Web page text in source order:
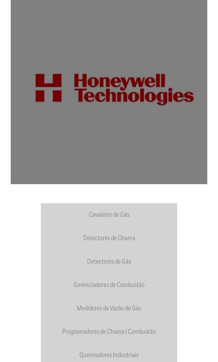
Cavaletes de Gás
Detectores de Chama
Detectores de Gás
Gerenciadores de Combustão
Medidores de Vazão de Gás
Programadores de Chama | Combustão
Queimadores Industriais